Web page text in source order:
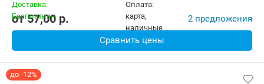
от57,00 p. 2 предложения
Сравнить цены
до -12%